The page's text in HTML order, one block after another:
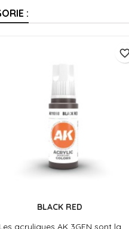
:
BLACK RED
Les acryliques AK 3GEN sont la